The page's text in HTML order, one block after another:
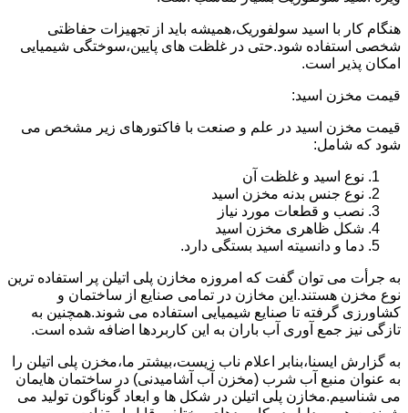
هنگام کار با اسید سولفوریک،همیشه باید از تجهیزات حفاظتی
شخصی استفاده شود.حتی در غلظت های پایین،سوختگی شیمیایی
امکان پذیر است.
قیمت مخزن اسید:
قیمت مخزن اسید در علم و صنعت با فاکتورهای زیر مشخص می
شود که شامل:
نوع اسید و غلظت آن
نوع جنس بدنه مخزن اسید
نصب و قطعات مورد نیاز
شکل ظاهری مخزن اسید
دما و دانسیته اسید بستگی دارد.
به جرأت می توان گفت که امروزه مخازن پلی اتیلن پر استفاده ترین
نوع مخزن هستند.این مخازن در تمامی صنایع از ساختمان و
کشاورزی گرفته تا صنایع شیمیایی استفاده می شوند.همچنین به
تازگی نیز جمع آوری آب باران به این کاربردها اضافه شده است.
به گزارش ایسنا،بنابر اعلام ناب زیست،بیشتر ما،مخزن پلی اتیلن را
به عنوان منبع آب شرب (مخزن آب آشامیدنی) در ساختمان هایمان
می شناسیم.مخازن پلی اتیلن در شکل ها و ابعاد گوناگون تولید می